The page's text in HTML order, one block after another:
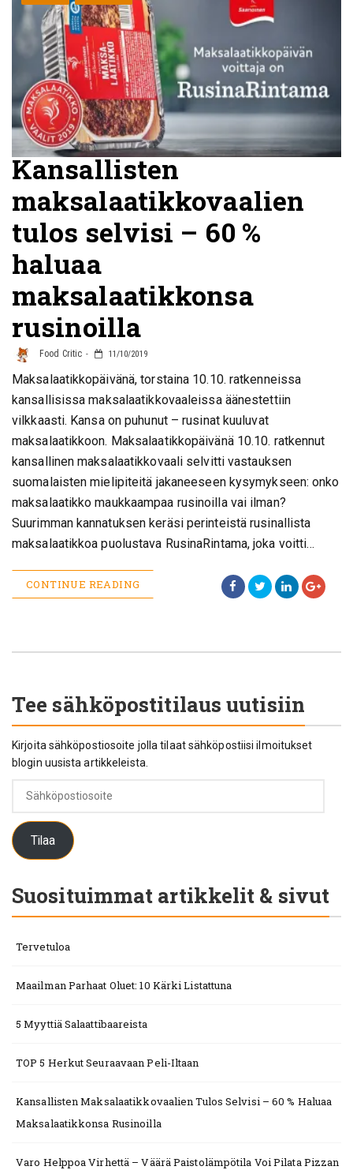
Kansallisten
maksalaatikkovaalien
tulos selvisi – 60 %
haluaa
maksalaatikkonsa
rusinoilla
Food Critic 11/10/2019
Maksalaatikkopäivänä, torstaina 10.10. ratkenneissa
kansallisissa maksalaatikkovaaleissa äänestettiin
vilkkaasti. Kansa on puhunut – rusinat kuuluvat
maksalaatikkoon. Maksalaatikkopäivänä 10.10. ratkennut
kansallinen maksalaatikkovaali selvitti vastauksen
suomalaisten mielipiteitä jakaneeseen kysymykseen: onko
maksalaatikko maukkaampaa rusinoilla vai ilman?
Suurimman kannatuksen keräsi perinteistä rusinallista
maksalaatikkoa puolustava RusinaRintama, joka voitti…
CONTINUE READING
Tee sähköpostitilaus uutisiin
Kirjoita sähköpostiosoite jolla tilaat sähköpostiisi ilmoitukset
blogin uusista artikkeleista.
Tilaa
Suosituimmat artikkelit & sivut
Tervetuloa
Maailman Parhaat Oluet: 10 Kärki Listattuna
5 Myyttiä Salaattibaareista
TOP 5 Herkut Seuraavaan Peli-Iltaan
Kansallisten Maksalaatikkovaalien Tulos Selvisi – 60 % Haluaa
Maksalaatikkonsa Rusinoilla
Varo Helppoa Virhettä – Väärä Paistolämpötila Voi Pilata Pizzan